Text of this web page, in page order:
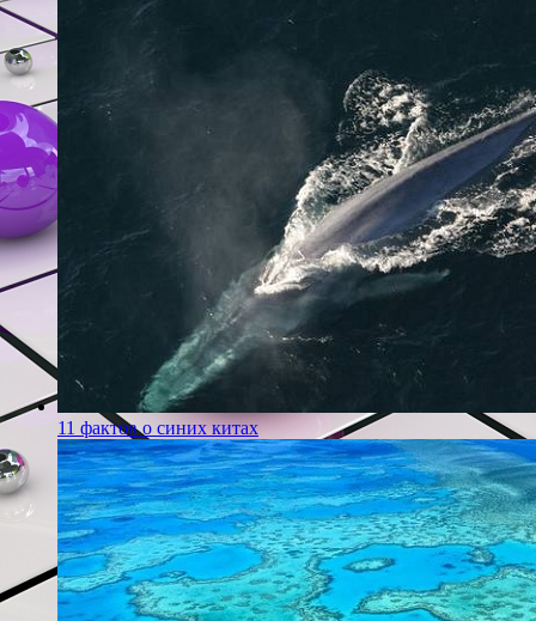
11 фактов о синих китах